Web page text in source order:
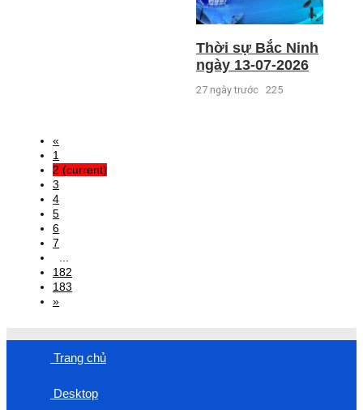
Thời sự Bắc Ninh
ngày 13-07-2026
27 ngày trước 225
«
1
2 (current)
3
4
5
6
7
...
182
183
»
Trang chủ
Desktop